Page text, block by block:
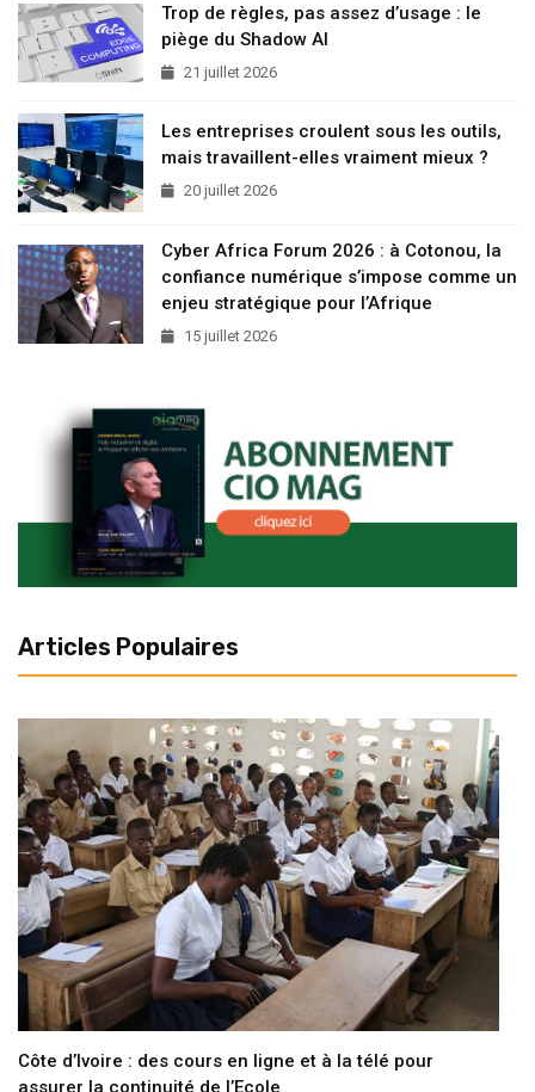
Trop de règles, pas assez d’usage : le
piège du Shadow AI
21 juillet 2026
Les entreprises croulent sous les outils,
mais travaillent-elles vraiment mieux ?
20 juillet 2026
Cyber Africa Forum 2026 : à Cotonou, la
confiance numérique s’impose comme un
enjeu stratégique pour l’Afrique
15 juillet 2026
Articles Populaires
Côte d’Ivoire : des cours en ligne et à la télé pour
assurer la continuité de l’Ecole